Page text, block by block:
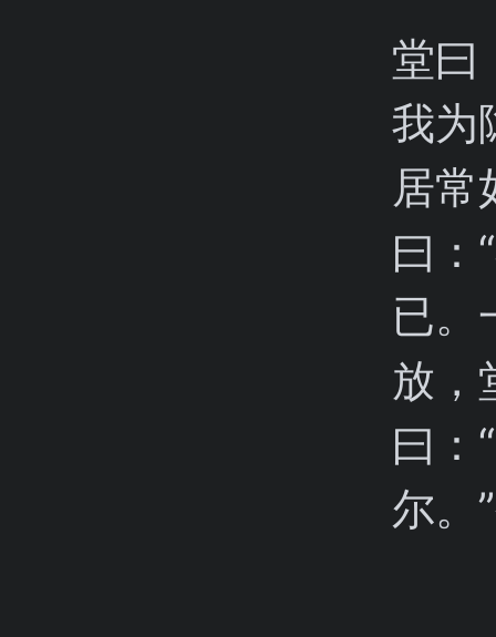
堂曰
我为
居常
曰：
已。
放，
曰：
尔。